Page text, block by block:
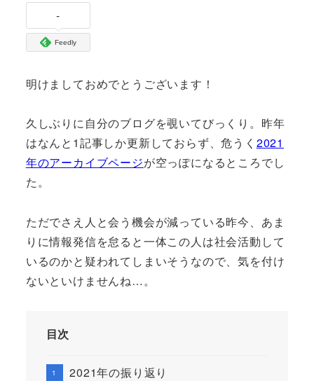
-
Feedly
明けましておめでとうございます！
久しぶりに自分のブログを覗いてびっくり。昨年
はなんと1記事しか更新しておらず、危うく 2021
年のアーカイブページが空っぽになるところでし
た。
ただでさえ人と会う機会が減っている昨今、あま
りに情報発信を怠ると一体この人は社会活動して
いるのかと疑われてしまいそうなので、気を付け
ないといけませんね…。
目次
2021年の振り返り